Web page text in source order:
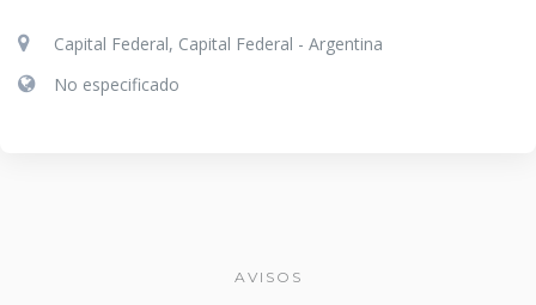
Capital Federal, Capital Federal - Argentina
No especificado
AVISOS